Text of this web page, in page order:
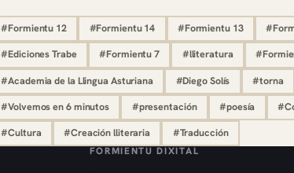
#Formientu 12 #Formientu 14 #Formientu 13
#Ediciones Trabe #Formientu 7 #lliteratura
#Academia de la Llingua Asturiana #Diego Solís #torna
#Volvemos en 6 minutos #presentación #poesía
#Cultura #Creación lliteraria #Traducción
FORMIENTU DIXITAL